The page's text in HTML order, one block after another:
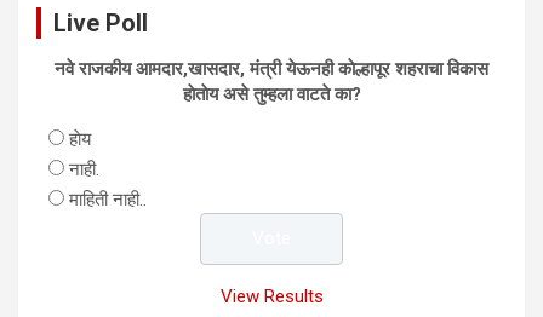
Live Poll
नवे राजकीय आमदार,खासदार, मंत्री येऊनही काेल्हापूर शहराचा विकास
हाेताेय असे तुम्हला वाटते का?
हाेय
नाही.
माहिती नाही..
View Results